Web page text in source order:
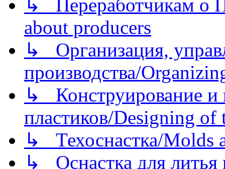
↳ Переработчикам о
about producers
↳ Организация,
производства/
↳ Конструирование и
пластиков/Designing of
↳ Техоснастка/Molds
↳ Оснастка для литья